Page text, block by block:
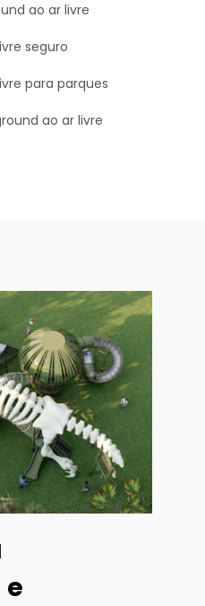
ao ar livre
seguro
para parques
ao ar livre